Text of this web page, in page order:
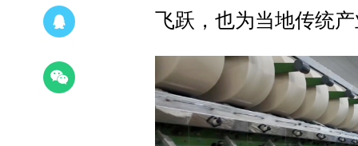
飞跃，也为当地传统